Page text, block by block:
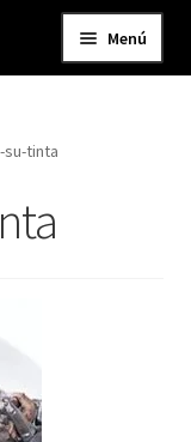
Menú
su-tinta